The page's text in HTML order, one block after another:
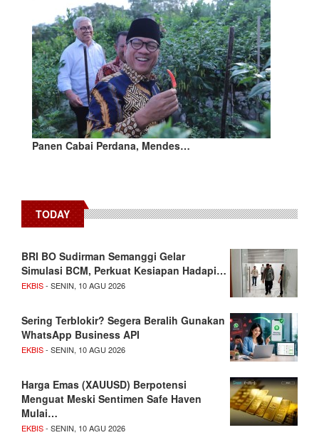
Panen Cabai Perdana, Mendes…
TODAY
BRI BO Sudirman Semanggi Gelar
Simulasi BCM, Perkuat Kesiapan Hadapi…
EKBIS- SENIN, 10 AGU 2026
Sering Terblokir? Segera Beralih Gunakan
WhatsApp Business API
EKBIS- SENIN, 10 AGU 2026
Harga Emas (XAUUSD) Berpotensi
Menguat Meski Sentimen Safe Haven
Mulai…
EKBIS- SENIN, 10 AGU 2026